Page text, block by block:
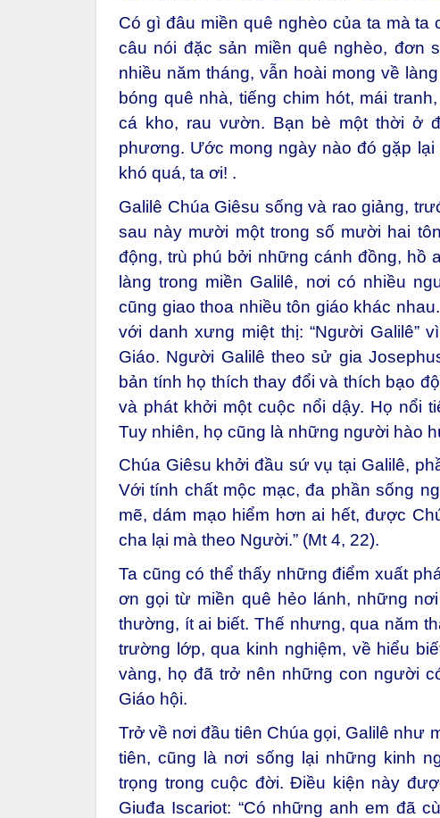
Có gì đâu miền quê nghèo của ta mà
câu nói đặc sản miền quê nghèo, đơn
nhiều năm tháng, vẫn hoài mong về
bóng quê nhà, tiếng chim hót, mái
cá kho, rau vườn. Bạn bè một thời ở
phương. Ước mong ngày nào đó gặp
khó quá, ta ơi! .
Galilê Chúa Giêsu sống và rao giảng,
sau này mười một trong số mười hai
động, trù phú bởi những cánh đồng, hồ
làng trong miền Galilê, nơi có nhiều
cũng giao thoa nhiều tôn giáo khác
với danh xưng miệt thị: “Người Galilê”
Giáo. Người Galilê theo sử gia
bản tính họ thích thay đổi và thích bạo
và phát khởi một cuộc nổi dậy. Họ nổi
Tuy nhiên, họ cũng là những người hào
Chúa Giêsu khởi đầu sứ vụ tại Galilê,
Với tính chất mộc mạc, đa phần sống
mẽ, dám mạo hiểm hơn ai hết, được
cha lại mà theo Người.” (Mt 4, 22).
Ta cũng có thể thấy những điểm xuất
ơn gọi từ miền quê hẻo lánh, những
thường, ít ai biết. Thế nhưng, qua năm
trường lớp, qua kinh nghiệm, về hiểu
vàng, họ đã trở nên những con người
Giáo hội.
Trở về nơi đầu tiên Chúa gọi, Galilê như
tiên, cũng là nơi sống lại những kinh
trọng trong cuộc đời. Điều kiện này
Giuđa Iscariot: “Có những anh em đã